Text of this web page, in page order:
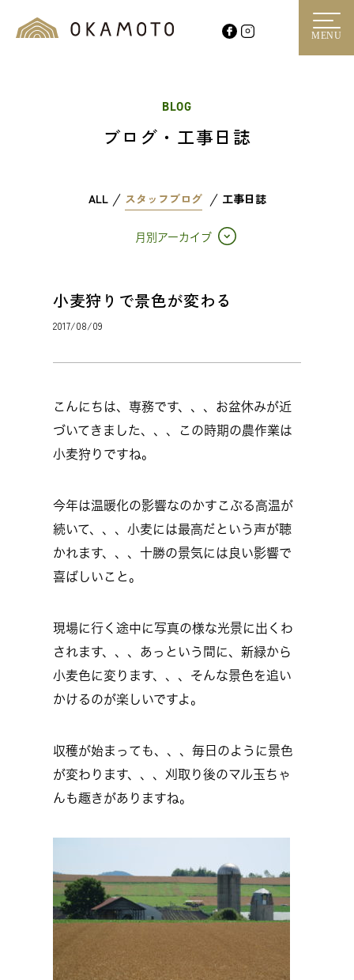
MENU
BLOG
ブログ・工事日誌
ALL スタッフブログ 工事日誌
月別アーカイブ
小麦狩りで景色が変わる
2017/08/09
こんにちは、専務です、、、お盆休みが近
づいてきました、、、この時期の農作業は
小麦狩りですね。
今年は温暖化の影響なのかすこぶる高温が
続いて、、、小麦には最高だという声が聴
かれます、、、十勝の景気には良い影響で
喜ばしいこと。
現場に行く途中に写真の様な光景に出くわ
されます、、、あっという間に、新緑から
小麦色に変ります、、、そんな景色を追い
かけるのが楽しいですよ。
収穫が始まっても、、、毎日のように景色
が変わります、、、刈取り後のマル玉ちゃ
んも趣きがありますね。